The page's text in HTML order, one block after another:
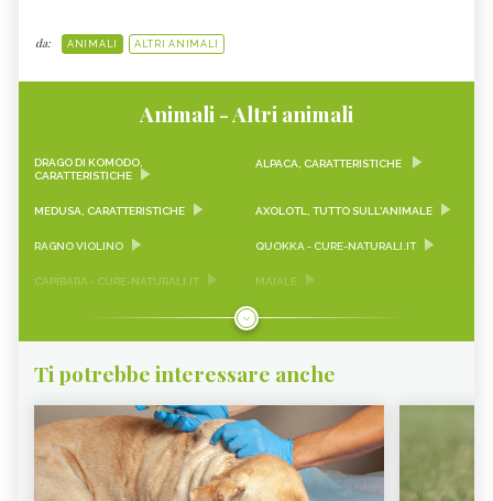
da: ANIMALI ALTRI ANIMALI
Animali - Altri animali
DRAGO DI KOMODO,
CARATTERISTICHE
ALPACA, CARATTERISTICHE
MEDUSA, CARATTERISTICHE AXOLOTL, TUTTO SULL'ANIMALE
RAGNO VIOLINO QUOKKA - CURE-NATURALI.IT
CAPIBARA - CURE-NATURALI.IT MAIALE
PINGUINO
FARFALLE
CIMICI DEI LETTI COCCINELLA
SQUALO, CARATTERISTICHE
DELL'ANIMALE ACQUATICO PIÙ
TEMUTO
CRICETO
Ti potrebbe interessare anche